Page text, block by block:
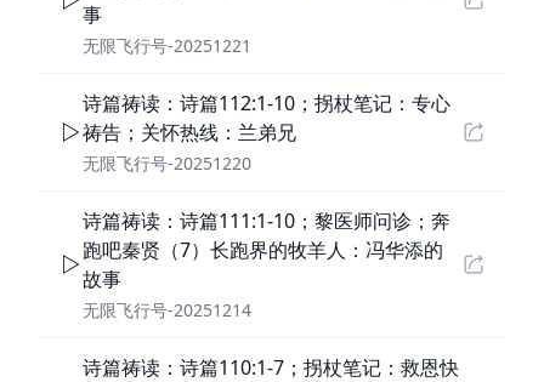
事
无限飞行号-20251221
诗篇祷读：诗篇112:1-10；拐杖笔记：专心
祷告；关怀热线：兰弟兄
无限飞行号-20251220
诗篇祷读：诗篇111:1-10；黎医师问诊；奔
跑吧秦贤（7）长跑界的牧羊人：冯华添的
故事
无限飞行号-20251214
诗篇祷读：诗篇110:1-7；拐杖笔记：救恩快